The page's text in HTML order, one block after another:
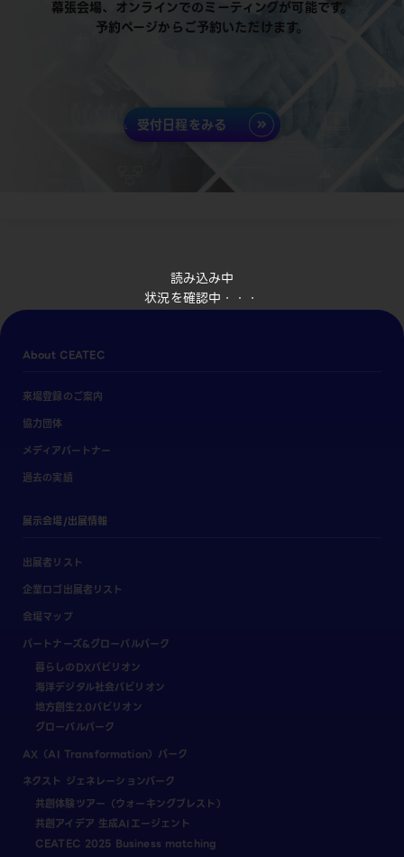
読み込み中
状況を確認中・・・
幕張会場、オンラインでのミーティングが可能です。
予約ページからご予約いただけます。
受付日程をみる
About CEATEC
来場登録のご案内
協力団体
メディアパートナー
過去の実績
展示会場/出展情報
出展者リスト
企業ロゴ出展者リスト
会場マップ
パートナーズ&グローバルパーク
暮らしのDXパビリオン
海洋デジタル社会パビリオン
地方創生2.0パビリオン
グローバルパーク
AX（AI Transformation）パーク
ネクスト ジェネレーションパーク
共創体験ツアー（ウォーキングブレスト）
共創アイデア 生成AIエージェント
CEATEC 2025 Business matching